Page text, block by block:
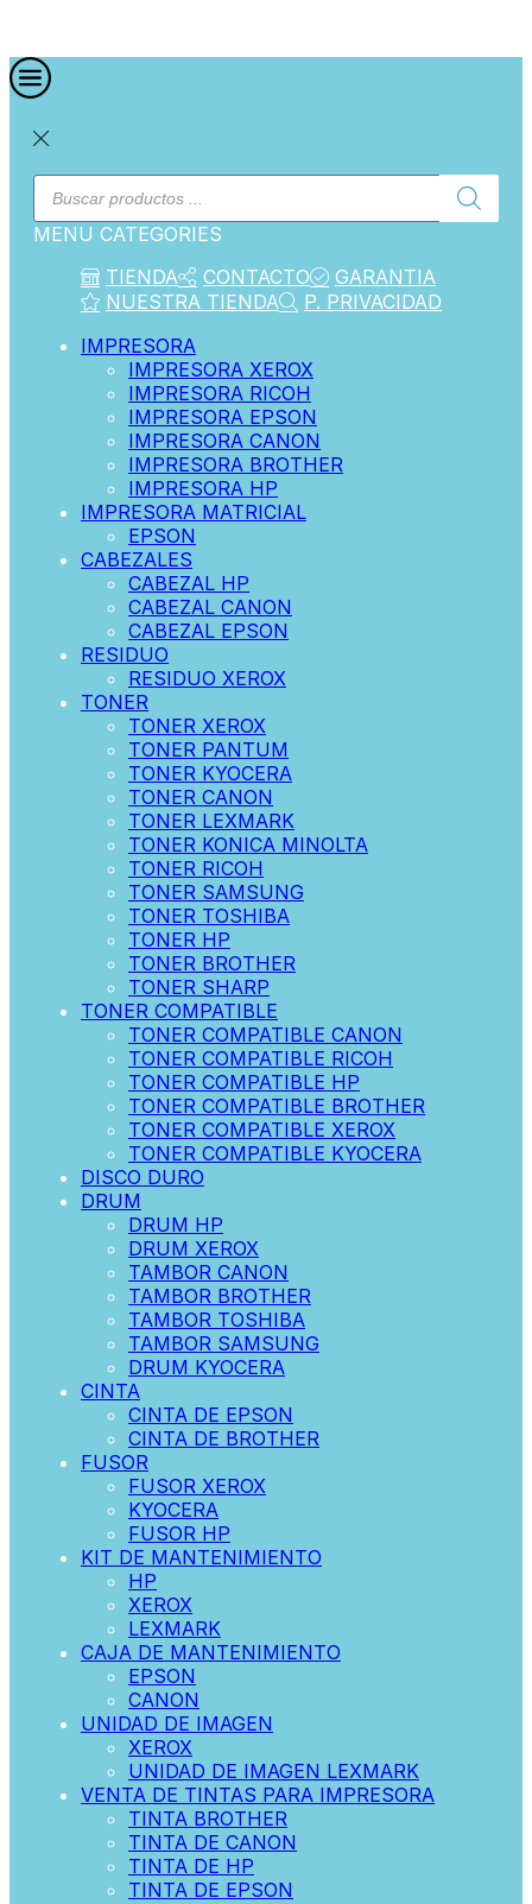
MENU CATEGORIES
TIENDA
CONTACTO
GARANTIA
NUESTRA TIENDA
P. PRIVACIDAD
IMPRESORA
IMPRESORA XEROX
IMPRESORA RICOH
IMPRESORA EPSON
IMPRESORA CANON
IMPRESORA BROTHER
IMPRESORA HP
IMPRESORA MATRICIAL
EPSON
CABEZALES
CABEZAL HP
CABEZAL CANON
CABEZAL EPSON
RESIDUO
RESIDUO XEROX
TONER
TONER XEROX
TONER PANTUM
TONER KYOCERA
TONER CANON
TONER LEXMARK
TONER KONICA MINOLTA
TONER RICOH
TONER SAMSUNG
TONER TOSHIBA
TONER HP
TONER BROTHER
TONER SHARP
TONER COMPATIBLE
TONER COMPATIBLE CANON
TONER COMPATIBLE RICOH
TONER COMPATIBLE HP
TONER COMPATIBLE BROTHER
TONER COMPATIBLE XEROX
TONER COMPATIBLE KYOCERA
DISCO DURO
DRUM
DRUM HP
DRUM XEROX
TAMBOR CANON
TAMBOR BROTHER
TAMBOR TOSHIBA
TAMBOR SAMSUNG
DRUM KYOCERA
CINTA
CINTA DE EPSON
CINTA DE BROTHER
FUSOR
FUSOR XEROX
KYOCERA
FUSOR HP
KIT DE MANTENIMIENTO
HP
XEROX
LEXMARK
CAJA DE MANTENIMIENTO
EPSON
CANON
UNIDAD DE IMAGEN
XEROX
UNIDAD DE IMAGEN LEXMARK
VENTA DE TINTAS PARA IMPRESORA
TINTA BROTHER
TINTA DE CANON
TINTA DE HP
TINTA DE EPSON